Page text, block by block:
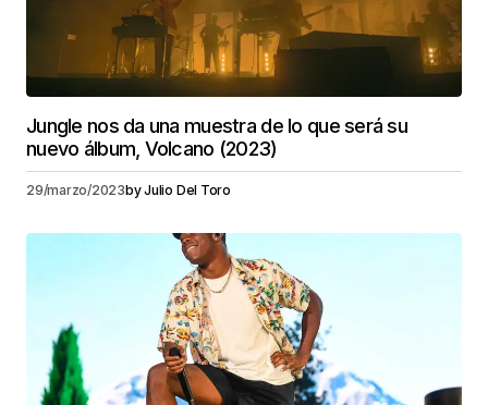
Jungle nos da una muestra de lo que será su
nuevo álbum, Volcano (2023)
29/marzo/2023byJulio Del Toro